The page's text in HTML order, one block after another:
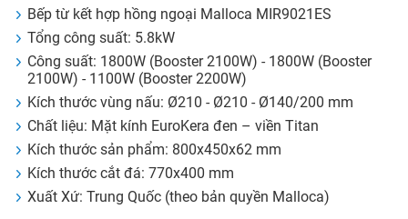
Bếp từ kết hợp hồng ngoại Malloca MIR9021ES
Tổng công suất: 5.8kW
Công suất: 1800W (Booster 2100W) - 1800W (Booster
2100W) - 1100W (Booster 2200W)
Kích thước vùng nấu: Ø210 - Ø210 - Ø140/200 mm
Chất liệu: Mặt kính EuroKera đen – viền Titan
Kích thước sản phẩm: 800x450x62 mm
Kích thước cắt đá: 770x400 mm
Xuất Xứ: Trung Quốc (theo bản quyền Malloca)